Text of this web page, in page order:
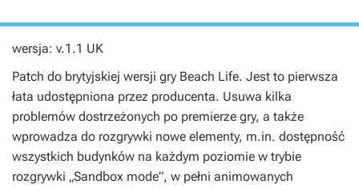
wersja: v.1.1 UK
Patch do brytyjskiej wersji gry Beach Life. Jest to pierwsza
łata udostępniona przez producenta. Usuwa kilka
problemów dostrzeżonych po premierze gry, a także
wprowadza do rozgrywki nowe elementy, m.in. dostępność
wszystkich budynków na każdym poziomie w trybie
rozgrywki „Sandbox mode”, w pełni animowanych